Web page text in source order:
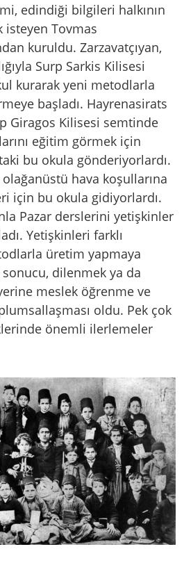
edindiği bilgileri halkının
isteyen Tovmas
kuruldu. Zarzavatçıyan,
Surp Sarkis Kilisesi
kurarak yeni metodlarla
başladı. Hayrenasirats
Giragos Kilisesi semtinde
eğitim görmek için
bu okula gönderiyorlardı.
hava koşullarına
için bu okula gidiyorlardı.
Pazar derslerini yetişkinler
Yetişkinleri farklı
üretim yapmaya
dilenmek ya da
meslek öğrenme ve
oldu. Pek çok
önemli ilerlemeler